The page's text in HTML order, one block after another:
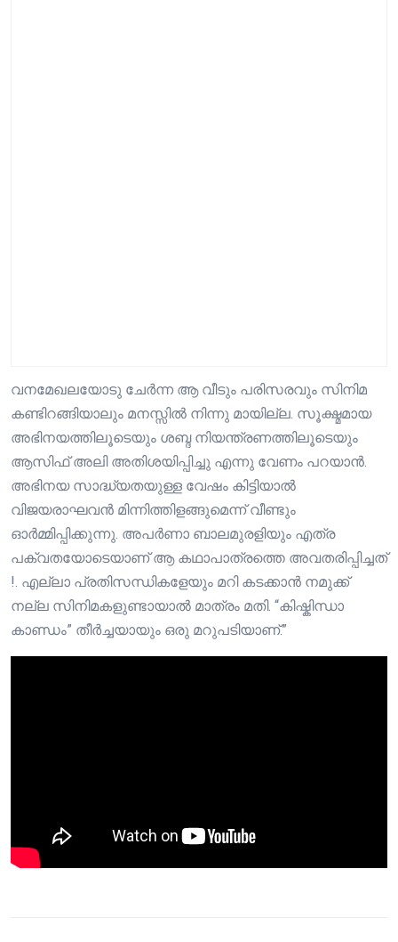
വനമേഖലയോടു ചേർന്ന ആ വീടും പരിസരവും സിനിമ
കണ്ടിറങ്ങിയാലും മനസ്സിൽ നിന്നു മായില്ല. സൂക്ഷ്മമായ
അഭിനയത്തിലൂടെയും ശബ്ദ നിയന്ത്രണത്തിലൂടെയും
ആസിഫ് അലി അതിശയിപ്പിച്ചു എന്നു വേണം പറയാൻ.
അഭിനയ സാദ്ധ്യതയുള്ള വേഷം കിട്ടിയാൽ
വിജയരാഘവൻ മിന്നിത്തിളങ്ങുമെന്ന് വീണ്ടും
ഓർമ്മിപ്പിക്കുന്നു. അപർണാ ബാലമുരളിയും എത്ര
പക്വതയോടെയാണ് ആ കഥാപാത്രത്തെ അവതരിപ്പിച്ചത്
!. എല്ലാ പ്രതിസന്ധികളേയും മറി കടക്കാൻ നമുക്ക്
നല്ല സിനിമകളുണ്ടായാൽ മാത്രം മതി. “കിഷ്കിന്ധാ
കാണ്ഡം” തീർച്ചയായും ഒരു മറുപടിയാണ്.”